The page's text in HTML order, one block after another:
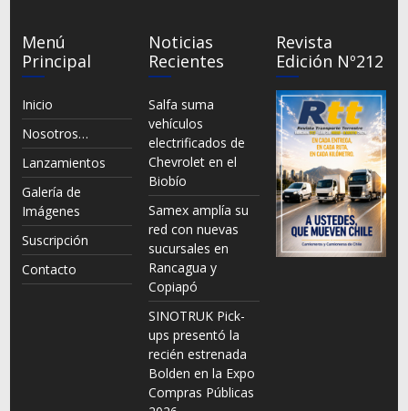
Menú
Principal
Inicio
Nosotros…
Lanzamientos
Galería de
Imágenes
Suscripción
Contacto
Noticias
Recientes
Salfa suma
vehículos
electrificados de
Chevrolet en el
Biobío
Samex amplía su
red con nuevas
sucursales en
Rancagua y
Copiapó
SINOTRUK Pick-
ups presentó la
recién estrenada
Bolden en la Expo
Compras Públicas
Revista
Edición Nº212